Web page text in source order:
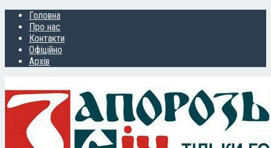
Головна
Про нас
Контакти
Офіційно
Архів